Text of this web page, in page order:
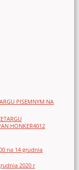
PISEMNYM NA
HONKER4012
na 14 grudnia
2020 r